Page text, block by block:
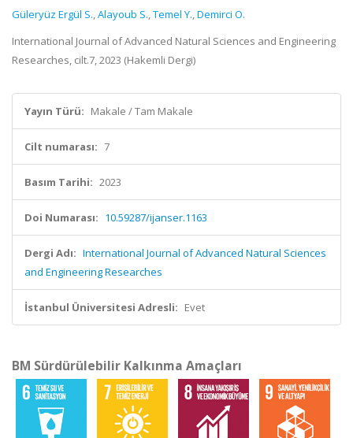
Güleryüz Ergül S.,Alayoub S.,Temel Y.,Demirci O.
International Journal of Advanced Natural Sciences and Engineering
Researches, cilt.7, 2023 (Hakemli Dergi)
Yayın Türü: Makale / Tam Makale
Cilt numarası: 7
Basım Tarihi: 2023
Doi Numarası: 10.59287/ijanser.1163
Dergi Adı: International Journal of Advanced Natural Sciences
and Engineering Researches
İstanbul Üniversitesi Adresli: Evet
BM Sürdürülebilir Kalkınma Amaçları